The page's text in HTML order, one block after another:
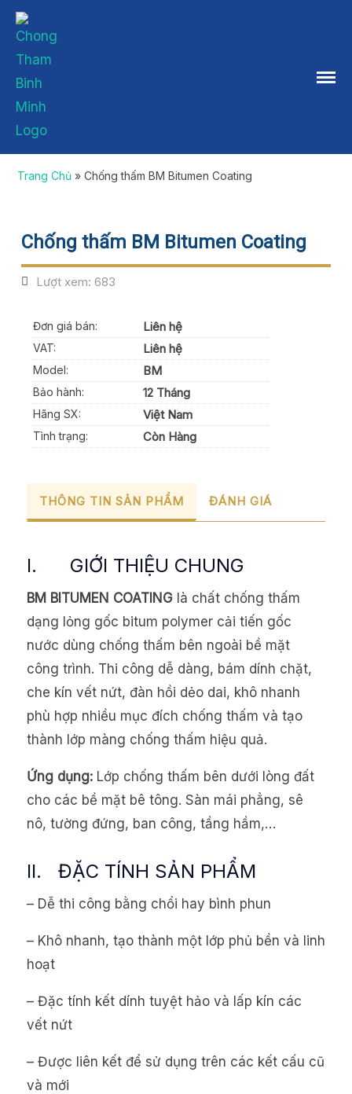
Skip
content
Trang Chủ »Chống thấm BM Bitumen Coating
Chống thấm BM Bitumen Coating
Lượt xem: 683
Đơn giá bán: Liên hệ
VAT: Liên hệ
Model: BM
Bảo hành: 12 Tháng
Hãng SX: Việt Nam
Tình trạng: Còn Hàng
THÔNG TIN SẢN PHẨM ĐÁNH GIÁ
I. GIỚI THIỆU CHUNG
BM BITUMEN COATING là chất chống thấm
dạng lỏng gốc bitum polymer cải tiến gốc
nước dùng chống thấm bên ngoài bề mặt
công trình. Thi công dễ dàng, bám dính chặt,
che kín vết nứt, đàn hồi dẻo dai, khô nhanh
phù hợp nhiều mục đích chống thấm và tạo
thành lớp màng chống thấm hiệu quả.
Ứng dụng: Lớp chống thấm bên dưới lòng đất
cho các bề mặt bê tông. Sàn mái phẳng, sê
nô, tường đứng, ban công, tầng hầm,…
II. ĐẶC TÍNH SẢN PHẨM
– Dễ thi công bằng chổi hay bình phun
– Khô nhanh, tạo thành một lớp phủ bền và linh
hoạt
– Đặc tính kết dính tuyệt hảo và lấp kín các
vết nứt
– Được liên kết để sử dụng trên các kết cấu cũ
và mới